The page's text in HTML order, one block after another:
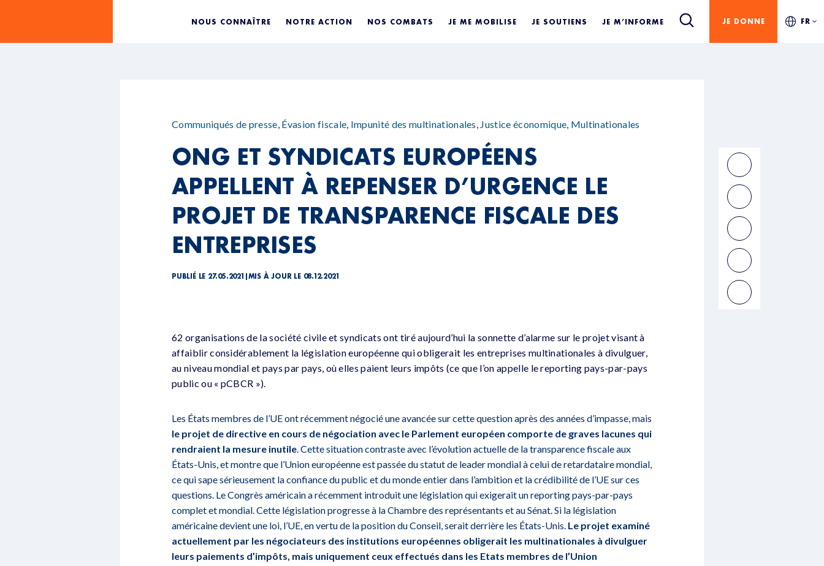
NOUS CONNAÎTRE NOTRE ACTION NOS COMBATS JE ME MOBILISE JE SOUTIENS JE M’INFORME JE DONNE FR
Communiqués de presse, Évasion fiscale, Impunité des multinationales, Justice économique, Multinationales
ONG ET SYNDICATS EUROPÉENS
APPELLENT À REPENSER D’URGENCE LE
PROJET DE TRANSPARENCE FISCALE DES
ENTREPRISES
PUBLIÉ LE 27.05.2021 MIS À JOUR LE 08.12.2021
62 organisations de la société civile et syndicats ont tiré aujourd’hui la sonnette d’alarme sur le projet visant à
affaiblir considérablement la législation européenne qui obligerait les entreprises multinationales à divulguer,
au niveau mondial et pays par pays, où elles paient leurs impôts (ce que l’on appelle le reporting pays-par-pays
public ou « pCBCR »).
Les États membres de l’UE ont récemment négocié une avancée sur cette question après des années d’impasse, mais
le projet de directive en cours de négociation avec le Parlement européen comporte de graves lacunes qui
rendraient la mesure inutile. Cette situation contraste avec l’évolution actuelle de la transparence fiscale aux
États-Unis, et montre que l’Union européenne est passée du statut de leader mondial à celui de retardataire mondial,
ce qui sape sérieusement la confiance du public et du monde entier dans l’ambition et la crédibilité de l’UE sur ces
questions. Le Congrès américain a récemment introduit une législation qui exigerait un reporting pays-par-pays
complet et mondial. Cette législation progresse à la Chambre des représentants et au Sénat. Si la législation
américaine devient une loi, l’UE, en vertu de la position du Conseil, serait derrière les États-Unis. Le projet examiné
actuellement par les négociateurs des institutions européennes obligerait les multinationales à divulguer
leurs paiements d’impôts, mais uniquement ceux effectués dans les Etats membres de l’Union